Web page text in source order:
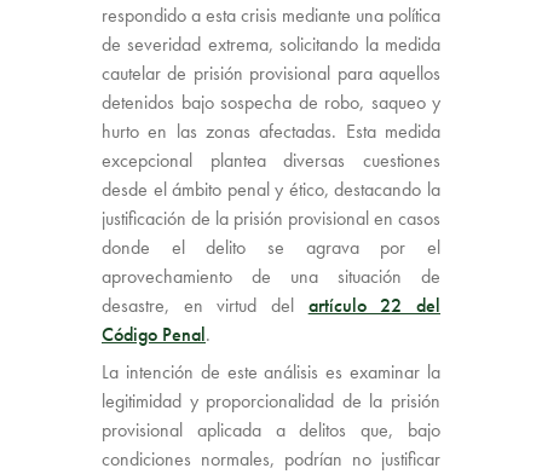
respondido a esta crisis mediante una política
de severidad extrema, solicitando la medida
cautelar de prisión provisional para aquellos
detenidos bajo sospecha de robo, saqueo y
hurto en las zonas afectadas. Esta medida
excepcional plantea diversas cuestiones
desde el ámbito penal y ético, destacando la
justificación de la prisión provisional en casos
donde el delito se agrava por el
aprovechamiento de una situación de
desastre, en virtud del artículo 22 del
Código Penal.
La intención de este análisis es examinar la
legitimidad y proporcionalidad de la prisión
provisional aplicada a delitos que, bajo
condiciones normales, podrían no justificar